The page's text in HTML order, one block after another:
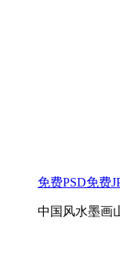
免费PSD免费
中国风水墨画